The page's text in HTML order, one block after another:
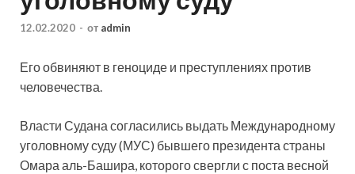
12.02.2020 - от admin
Его обвиняют в геноциде и преступлениях против
человечества.
Власти Судана согласились выдать Международному
уголовному суду (МУС) бывшего президента страны
Омара аль-Башира, которого свергли с поста весной